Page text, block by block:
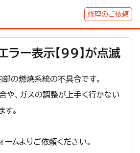
修理のご依頼
ラー表示【99】が点滅
の燃焼系統の不具合です。
や、ガスの調整が上手く行かない
。
ムよりご依頼ください。